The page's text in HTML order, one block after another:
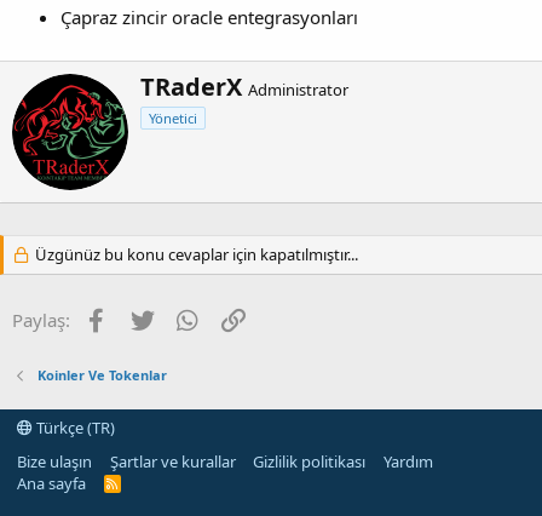
Çapraz zincir oracle entegrasyonları
Y
a
z
TRaderX Administrator
Yönetici
Üzgünüz bu konu cevaplar için kapatılmıştır...
Paylaş: Facebook
Twitter WhatsApp
Koinler Ve Tokenlar
Türkçe (TR)
Bize ulaşın
Şartlar ve kurallar Gizlilik politikası
Yardım
Ana sayfa
R